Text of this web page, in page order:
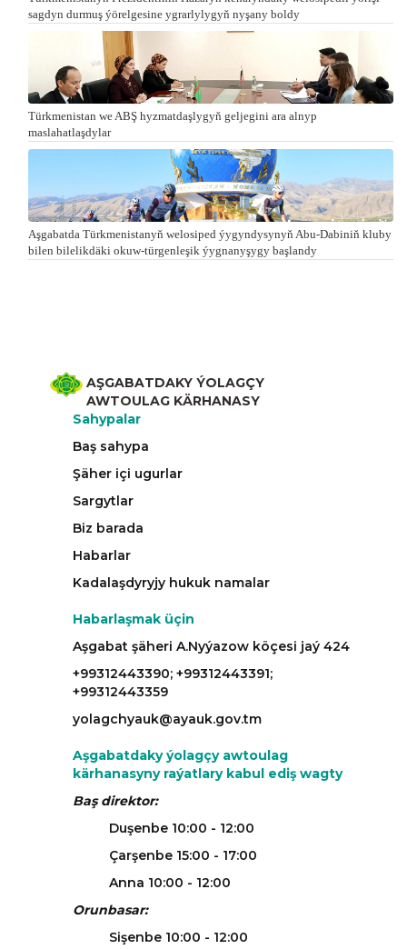
sagdyn durmuş ýörelgesine ygrarlylygyň nyşany boldy
Türkmenistan we ABŞ hyzmatdaşlygyň geljegini ara alnyp
maslahatlaşdylar
Aşgabatda Türkmenistanyň welosiped ýygyndysynyň Abu-Dabiniň kluby
bilen bilelikdäki okuw-türgenleşik ýygnanyşygy başlandy
AŞGABATDAKY ÝOLAGÇY
AWTOULAG KÄRHANASY
Sahypalar
Baş sahypa
Şäher içi ugurlar
Sargytlar
Biz barada
Habarlar
Kadalaşdyryjy hukuk namalar
Habarlaşmak üçin
Aşgabat şäheri A.Nyýazow köçesi jaý 424
+99312443390; +99312443391;
+99312443359
yolagchyauk@ayauk.gov.tm
Aşgabatdaky ýolagçy awtoulag
kärhanasyny raýatlary kabul ediş wagty
Baş direktor:
Duşenbe 10:00 - 12:00
Çarşenbe 15:00 - 17:00
Anna 10:00 - 12:00
Orunbasar:
Sişenbe 10:00 - 12:00